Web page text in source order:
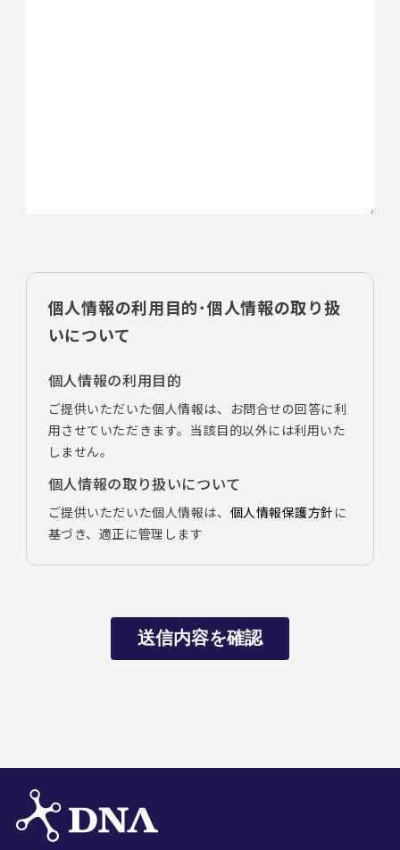
個人情報の利用目的･個人情報の取り扱
いについて
個人情報の利用目的
ご提供いただいた個人情報は、お問合せの回答に利
用させていただきます。当該目的以外には利用いた
しません。
個人情報の取り扱いについて
ご提供いただいた個人情報は、 個人情報保護方針 に
基づき、適正に管理します
送信内容を確認